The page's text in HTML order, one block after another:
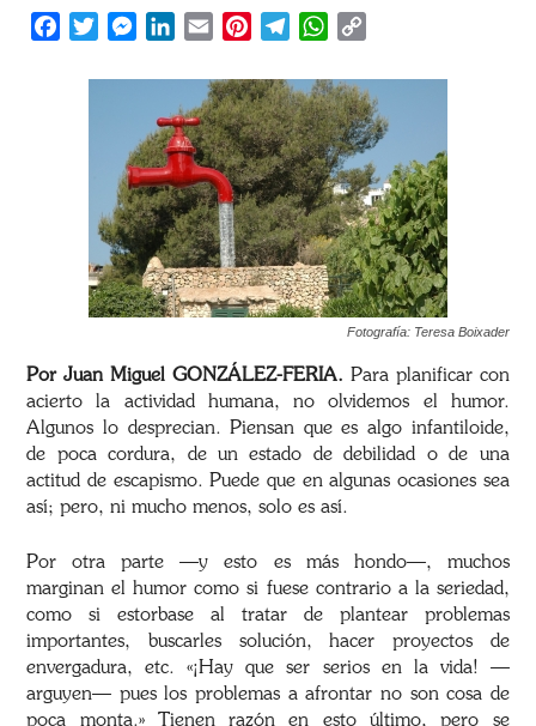
FacebookTwitterMessengerLinkedIn
Email PinterestTelegramWhatsApp
Fotografía: Teresa Boixader
Por Juan Miguel GONZÁLEZ-FERIA. Para planificar con
acierto la actividad humana, no olvidemos el humor.
Algunos lo desprecian. Piensan que es algo infantiloide,
de poca cordura, de un estado de debilidad o de una
actitud de escapismo. Puede que en algunas ocasiones sea
así; pero, ni mucho menos, solo es así.
Por otra parte —y esto es más hondo—, muchos
marginan el humor como si fuese contrario a la seriedad,
como si estorbase al tratar de plantear problemas
importantes, buscarles solución, hacer proyectos de
envergadura, etc. «¡Hay que ser serios en la vida! —
arguyen— pues los problemas a afrontar no son cosa de
poca monta.» Tienen razón en esto último, pero se